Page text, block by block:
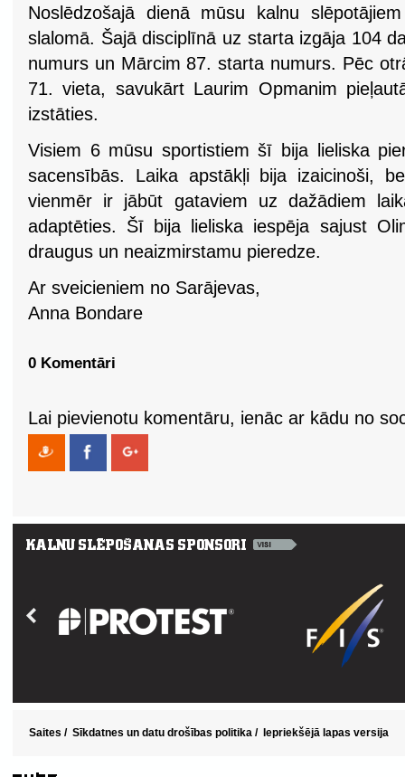
Noslēdzošajā dienā mūsu kalnu
slalomā. Šajā disciplīnā uz starta izgāja 104
numurs un Mārcim 87. starta numurs. Pēc
71. vieta, savukārt Laurim Opmanim
izstāties.
Visiem 6 mūsu sportistiem šī bija lieliska
sacensībās. Laika apstākļi bija izaicinoši,
vienmēr ir jābūt gataviem uz dažādiem
adaptēties. Šī bija lieliska iespēja sajust
draugus un neaizmirstamu pieredze.
Ar sveicieniem no Sarājevas,
Anna Bondare
0 Komentāri
Lai pievienotu komentāru, ienāc ar kādu no
Saites / Sīkdatnes un datu drošības politika / Iepriekšējā lapas versija